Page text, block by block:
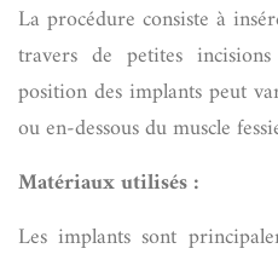
La procédure consiste à
travers de petites
position des implants peut
ou en-dessous du muscle
Matériaux utilisés :
Les implants sont